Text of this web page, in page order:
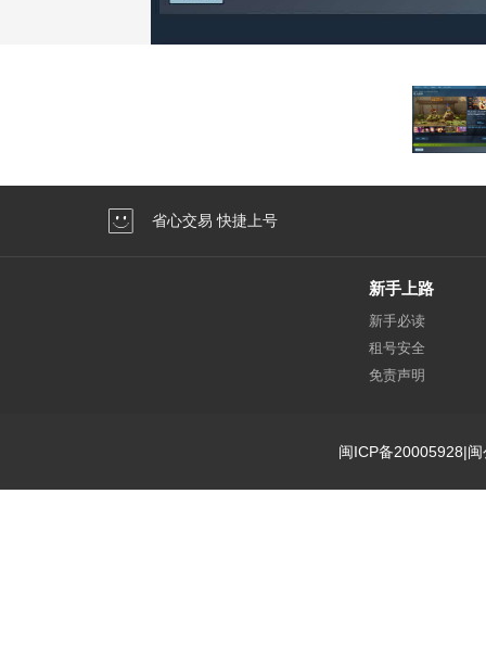
省心交易 快捷上号
新手上路
新手必读
租号安全
免责声明
闽ICP备20005928|